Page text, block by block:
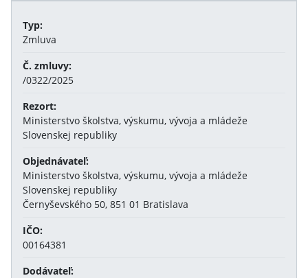
Typ:
Zmluva
Č. zmluvy:
/0322/2025
Rezort:
Ministerstvo školstva, výskumu, vývoja a mládeže
Slovenskej republiky
Objednávateľ:
Ministerstvo školstva, výskumu, vývoja a mládeže
Slovenskej republiky
Černyševského 50, 851 01 Bratislava
IČO:
00164381
Dodávateľ: